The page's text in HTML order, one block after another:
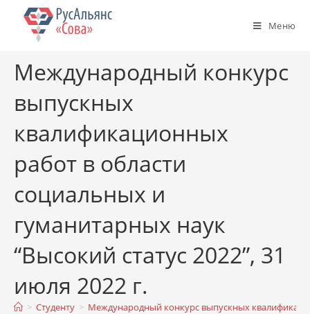
Меню
Международный конкурс
выпускных
квалификационных
работ в области
социальных и
гуманитарных наук
“Высокий статус 2022”, 31
июля 2022 г.
> Студенту > Международный конкурс выпускных